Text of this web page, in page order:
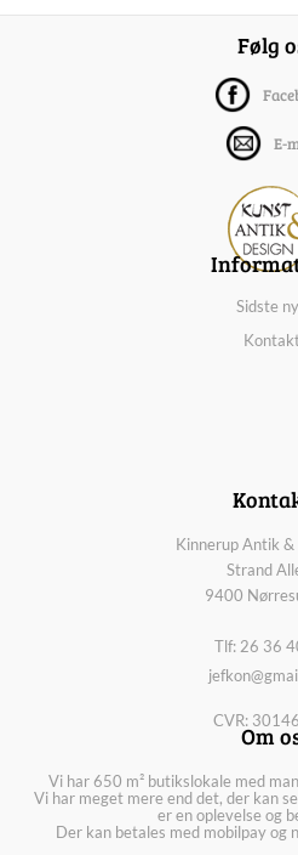
Følg
E-
Sidste
Kinnerup Antik
Strand
9400
Tlf: 26 36
CVR:Om
Vi har 650 m² butikslokale med
Vi har meget mere end det, der kan
er en oplevelse og
Der kan betales med mobilpay